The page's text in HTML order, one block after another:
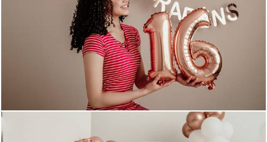
1008 2